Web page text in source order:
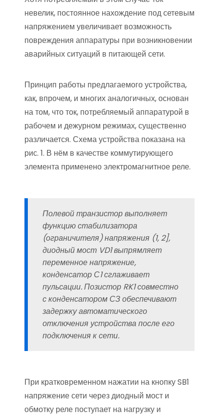
невелик, постоянное нахождение под сетевым
напряжением увеличивает возможность
повреждения аппаратуры при возникновении
аварийных ситуаций в питающей сети.
Принцип работы предлагаемого устройства,
как, впрочем, и многих аналогичных, основан
на том, что ток, потребляемый аппаратурой в
рабочем и дежурном режимах, существенно
различается. Схема устройства показана на
рис. 1. В нём в качестве коммутирующего
элемента применено электромагнитное реле.
Полевой транзистор выполняет
функцию стабилизатора
(ограничителя) напряжения (1, 2],
диодный мост VD1 выпрямляет
переменное напряжение,
конденсатор С1 сглаживает
пульсации. Позистор RK1 совместно
с конденсатором СЗ обеспечивают
задержку автоматического
отключения устройства после его
подключения к сети.
При кратковременном нажатии на кнопку SB1
напряжение сети через диодный мост и
обмотку реле поступает на нагрузку и